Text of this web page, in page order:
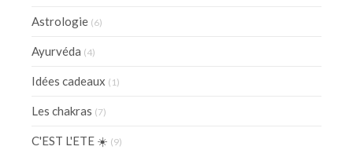
Astrologie (6)
Ayurvéda (4)
Idées cadeaux (1)
Les chakras (7)
C'EST L'ETE ☀️ (9)